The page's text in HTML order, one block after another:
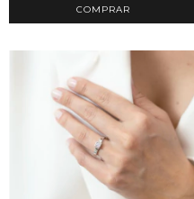
COMPRAR